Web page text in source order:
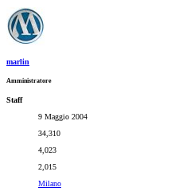
marlin
Amministratore
Staff
9 Maggio 2004
34,310
4,023
2,015
Milano